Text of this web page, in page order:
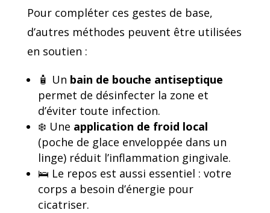
Pour compléter ces gestes de base,
d’autres méthodes peuvent être utilisées
en soutien :
🧴 Un bain de bouche antiseptique
permet de désinfecter la zone et
d’éviter toute infection.
❄️ Une application de froid local
(poche de glace enveloppée dans un
linge) réduit l’inflammation gingivale.
🛌 Le repos est aussi essentiel : votre
corps a besoin d’énergie pour
cicatriser.